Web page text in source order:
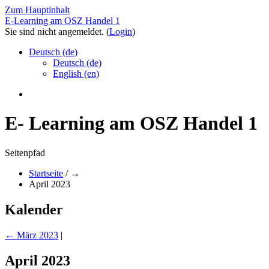
Zum Hauptinhalt
E-Learning am OSZ Handel 1
Sie sind nicht angemeldet. (Login)
Deutsch ‎(de)‎
Deutsch ‎(de)‎
English ‎(en)‎
E- Learning am OSZ Handel 1
Seitenpfad
Startseite / →
April 2023
Kalender
← März 2023 |
April 2023